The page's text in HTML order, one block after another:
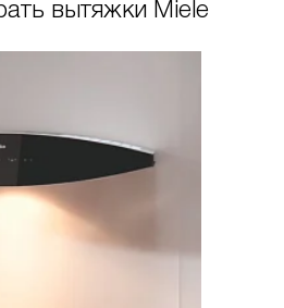
вытяжки Miele